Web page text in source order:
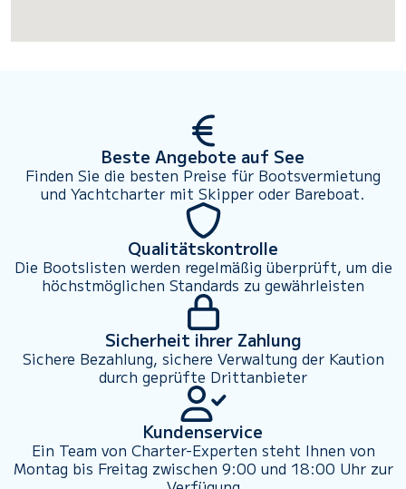
Beste Angebote auf See
Finden Sie die besten Preise für Bootsvermietung
und Yachtcharter mit Skipper oder Bareboat.
Qualitätskontrolle
Die Bootslisten werden regelmäßig überprüft, um die
höchstmöglichen Standards zu gewährleisten
Sicherheit ihrer Zahlung
Sichere Bezahlung, sichere Verwaltung der Kaution
durch geprüfte Drittanbieter
Kundenservice
Ein Team von Charter-Experten steht Ihnen von
Montag bis Freitag zwischen 9:00 und 18:00 Uhr zur